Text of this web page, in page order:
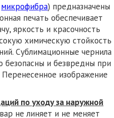
микрофибра) предназначены
печать обеспечивает
яркость и красочность
химическую стойкость
Сублимационные чернила
безопасны и безвредны при
изображение
по уходу за наружной
не линяет и не меняет